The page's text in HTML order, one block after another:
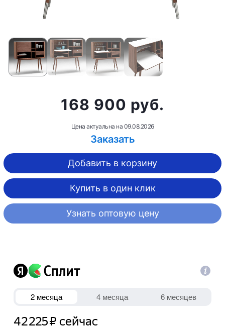
168 900 руб.
Цена актуальна на 09.08.2026
Заказать
Добавить в корзину
Купить в один клик
Узнать оптовую цену